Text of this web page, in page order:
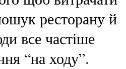
ресторану й
все частіше
“на ходу”.